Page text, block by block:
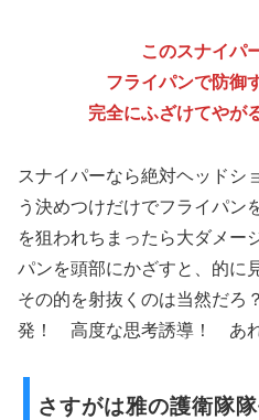
このスナイパ
フライパンで防御
完全にふざけてやが
スナイパーなら絶対ヘッドシ
う決めつけだけでフライパ
を狙われちまったら大ダメ
パンを頭部にかざすと、的に
その的を射抜くのは当然だろ
発！ 高度な思考誘導！ あれ
さすがは雅の護衛隊